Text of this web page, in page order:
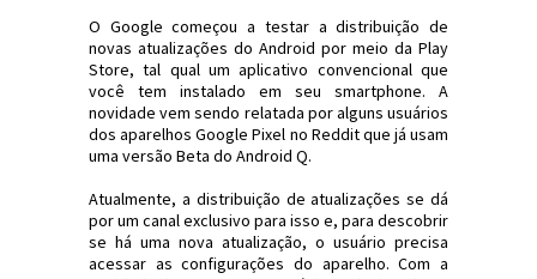
O Google começou a testar a distribuição de
novas atualizações do Android por meio da Play
Store, tal qual um aplicativo convencional que
você tem instalado em seu smartphone. A
novidade vem sendo relatada por alguns usuários
dos aparelhos Google Pixel no Reddit que já usam
uma versão Beta do Android Q.
Atualmente, a distribuição de atualizações se dá
por um canal exclusivo para isso e, para descobrir
se há uma nova atualização, o usuário precisa
acessar as configurações do aparelho. Com a